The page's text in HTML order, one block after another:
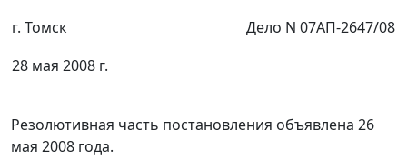
г. Томск
Дело N 07АП-2647/08
28 мая 2008 г.
Резолютивная часть постановления объявлена 26
мая 2008 года.